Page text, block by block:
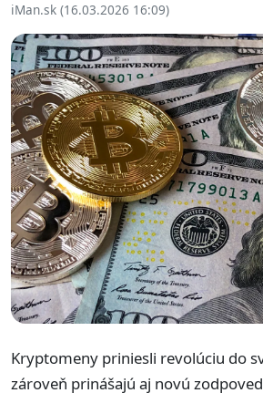
iMan.sk (16.03.2026 16:09)
Kryptomeny priniesli revolúciu do
zároveň prinášajú aj novú